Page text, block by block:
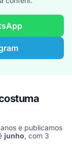
e publicamos
junho, com 3